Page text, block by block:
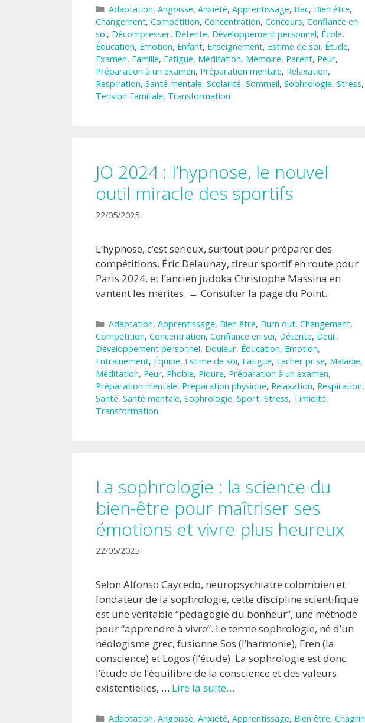
Catégories
Adaptation, Angoisse, Anxiété, Apprentissage, Bac, Bien être,
Changement, Compétition, Concentration, Concours, Confiance en
soi, Décompresser, Détente, Développement personnel, École,
Éducation, Emotion, Enfant, Enseignement, Estime de soi, Étude,
Examen, Famille, Fatigue, Méditation, Mémoire, Parent, Peur,
Préparation à un examen, Préparation mentale, Relaxation,
Respiration, Santé mentale, Scolarité, Sommeil, Sophrologie, Stress,
Tension Familiale, Transformation
JO 2024 : l’hypnose, le nouvel
outil miracle des sportifs
22/05/2025
L’hypnose, c’est sérieux, surtout pour préparer des
compétitions. Éric Delaunay, tireur sportif en route pour
Paris 2024, et l’ancien judoka Christophe Massina en
vantent les mérites. → Consulter la page du Point.
Catégories
Adaptation, Apprentissage, Bien être, Burn out, Changement,
Compétition, Concentration, Confiance en soi, Détente, Deuil,
Développement personnel, Douleur, Éducation, Emotion,
Entrainement, Équipe, Estime de soi, Fatigue, Lacher prise, Maladie,
Méditation, Peur, Phobie, Piqure, Préparation à un examen,
Préparation mentale, Préparation physique, Relaxation, Respiration,
Santé, Santé mentale, Sophrologie, Sport, Stress, Timidité,
Transformation
La sophrologie : la science du
bien-être pour maîtriser ses
émotions et vivre plus heureux
22/05/2025
Selon Alfonso Caycedo, neuropsychiatre colombien et
fondateur de la sophrologie, cette discipline scientifique
est une véritable “pédagogie du bonheur”, une méthode
pour “apprendre à vivre”. Le terme sophrologie, né d’un
néologisme grec, fusionne Sos (l’harmonie), Fren (la
conscience) et Logos (l’étude). La sophrologie est donc
l’étude de l’équilibre de la conscience et des valeurs
existentielles, … Lire la suite…
Catégories
Adaptation, Angoisse, Anxiété, Apprentissage, Bien être, Chagrin